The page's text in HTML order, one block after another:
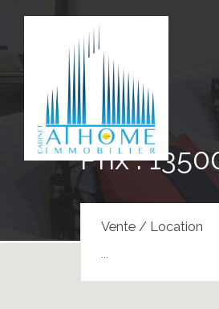
Prix :
Vente / Location